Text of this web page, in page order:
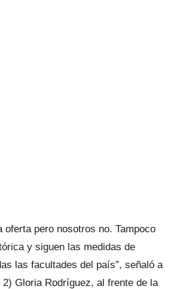
oferta pero nosotros no. Tampoco
y siguen las medidas de
las facultades del país”, señaló a
2) Gloria Rodríguez, al frente de la